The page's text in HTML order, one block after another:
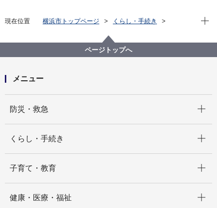
現在位置 横浜市トップページ
くらし・手続き
球根ミックス花壇の作り方動画
現在
ページトップへ
メニュー
防災・救急
くらし・手続き
子育て・教育
健康・医療・福祉